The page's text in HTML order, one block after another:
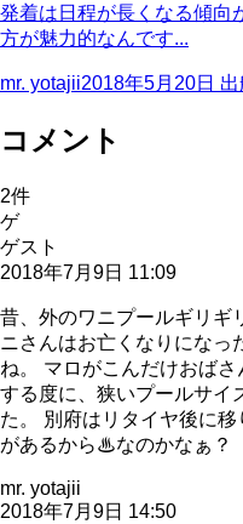
発着は日程が長くなる傾向
方が魅力的なんです...
mr. yotajii2018年5月20日 出
コメント
2件
ゲ
ゲスト
2018年7月9日 11:09
昔、外のワニプールギリギ
ニさんはお亡くなりになっ
ね。 マロがこんだけおば
する度に、狭いプールサイ
た。 別府はリタイヤ後に
があるから♨なのかなぁ？
mr. yotajii
2018年7月9日 14:50